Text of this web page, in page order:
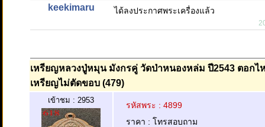
keekimaru ได้ลงประกาศพระเครื่องแล้ว
เหรียญหลวงปู่หมุน มังกรคู่ วัดป่าหนองหล่ม ปี2543 ตอกไ
เหรียญไม่ตัดขอบ (479)
เข้าชม : 2953
รหัสพระ : 4899
ราคา : โทรสอบถาม